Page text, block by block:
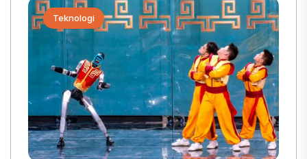
Teknologi